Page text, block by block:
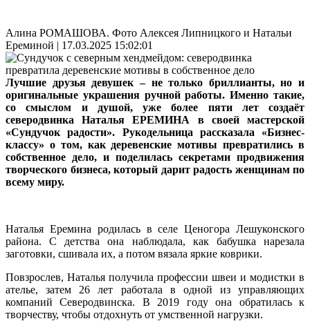
Алина РОМАШОВА. Фото Алексея Липницкого и Натальи
Ереминой | 17.03.2025 15:02:01
Лучшие друзья девушек – не только бриллианты, но и
оригинальные украшения ручной работы. Именно такие,
со смыслом и душой, уже более пяти лет создаёт
северодвинка Наталья ЕРЕМИНА в своей мастерской
«Сундучок радости». Рукодельница рассказала «Бизнес-
классу» о том, как деревенские мотивы превратились в
собственное дело, и поделилась секретами продвижения
творческого бизнеса, который дарит радость женщинам по
всему миру.
Наталья Еремина родилась в селе Ценогора Лешуконского
района. С детства она наблюдала, как бабушка нарезала
заготовки, сшивала их, а потом вязала яркие коврики.
Повзрослев, Наталья получила профессии швеи и модистки в
ателье, затем 26 лет работала в одной из управляющих
компаний Северодвинска. В 2019 году она обратилась к
творчеству, чтобы отдохнуть от умственной нагрузки.